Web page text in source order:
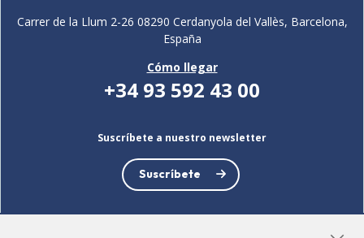
Carrer de la Llum 2-26 08290 Cerdanyola del Vallès, Barcelona,
España
Cómo llegar
+34 93 592 43 00
Suscríbete a nuestro newsletter
Suscríbete